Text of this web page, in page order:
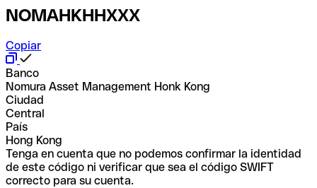
NOMAHKHHXXX
Copiar
Banco
Nomura Asset Management Honk Kong
Ciudad
Central
País
Hong Kong
Tenga en cuenta que no podemos confirmar la identidad
de este código ni verificar que sea el código SWIFT
correcto para su cuenta.